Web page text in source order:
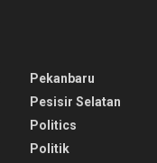
Pekanbaru
Pesisir Selatan
Politics
Politik